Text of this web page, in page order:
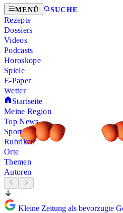
MENÜ SUCHE
Rezepte
Dossiers
Videos
Podcasts
Horoskope
Spiele
E-Paper
Wetter
Startseite
Meine Region
Top News
Sport
Rubriken
Orte
Themen
Autoren
Kleine Zeitung als bevorzugte